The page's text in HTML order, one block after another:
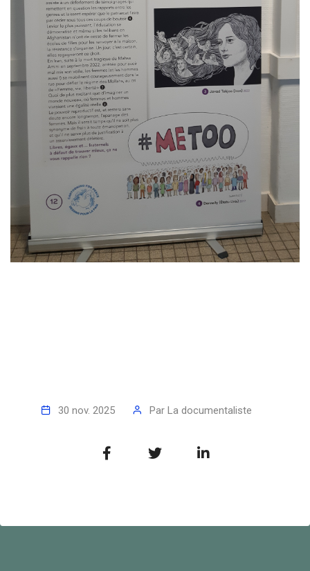
30 nov. 2025 Par La documentaliste